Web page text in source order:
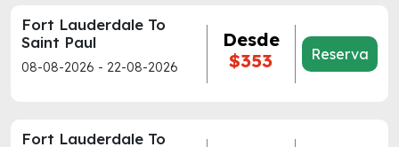
Fort Lauderdale To
Saint Paul
08-08-2026 - 22-08-2026
Desde
$353
Reserva
Fort Lauderdale To